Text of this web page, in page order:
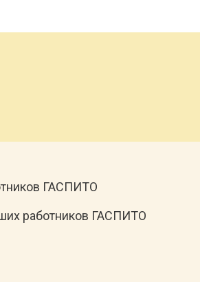
ГАСПИТО
работников ГАСПИТО